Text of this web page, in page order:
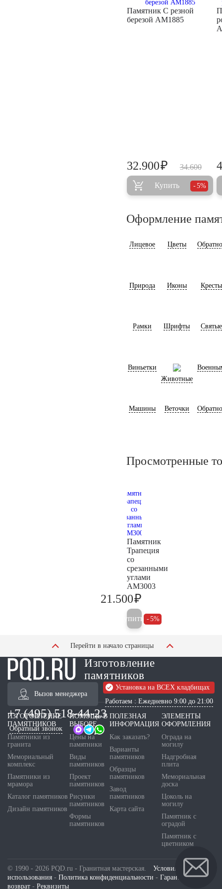
Памятник С резной
березой AM1885
34.600
32.900₽
Купить 5%
Оформление
Лицевое Цветы
Природа Иконы Кресты
Рамки Шрифты Святые
Виньетки
Животные
Машины Веточки
Просмотренные
Памятник
Трапеция
со
срезанными
углами
AM3003
21.500₽
Купить 5%
Перейти в начало страницы
Изготовление
памятников
Вызов менеджера
Установка на ВСЕХ кладбищах
Работаем : Ежедневно 9:00 до 21:00
+7 (495) 518-44-23
Обратный звонок
ИЗГОТОВЛЕНИЕ
ПАМЯТНИКОВ
Памятники из
гранита
Мемориальный
комплекс
Памятники из
мрамора
Каталог памятников
Дизайн памятников
ПОМОЩЬ В
ВЫБОРЕ
Цены на
памятники
Виды
памятников
Проект
памятников
Рисунки
памятников
Формы
памятников
ПОЛЕЗНАЯ
ИНФОРМАЦИЯ
Как заказать?
Варианты
памятников
Образцы
памятников
Завод
памятников
Карта сайта
ЭЛЕМЕНТЫ
ОФОРМЛЕНИЯ
Ограда на
могилу
Надгробная
плита
Мемориальная
доска
Цоколь на
могилу
Памятник с
оградой
Памятник с
цветником
© 1990 - 2026 PQD.ru - Гранитная мастерская. Условия
использования - Политика конфиденциальности - Гарантия и
возврат - Реквизиты